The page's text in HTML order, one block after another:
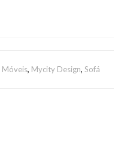
Móveis, Mycity Design,Sofá